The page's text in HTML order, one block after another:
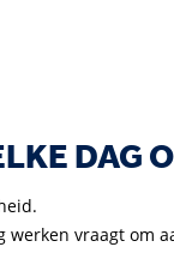
DAG
werken vraagt om